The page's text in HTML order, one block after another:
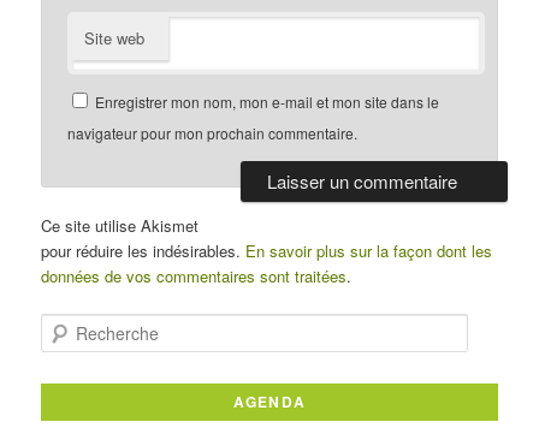
Site web
Enregistrer mon nom, mon e-mail et mon site dans le
navigateur pour mon prochain commentaire.
Ce site utilise Akismet
pour réduire les indésirables. En savoir plus sur la façon dont les
données de vos commentaires sont traitées.
Recherche
AGENDA